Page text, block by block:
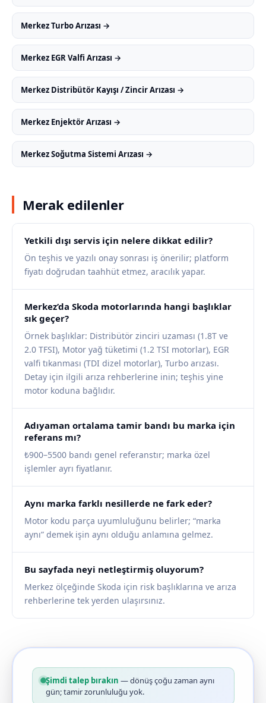
Merkez Turbo Arızası →
Merkez EGR Valfi Arızası →
Merkez Distribütör Kayışı / Zincir Arızası →
Merkez Enjektör Arızası →
Merkez Soğutma Sistemi Arızası →
Merak edilenler
Yetkili dışı servis için nelere dikkat edilir?
Ön teşhis ve yazılı onay sonrası iş önerilir; platform
fiyatı doğrudan taahhüt etmez, aracılık yapar.
Merkez’da Skoda motorlarında hangi başlıklar
sık geçer?
Örnek başlıklar: Distribütör zinciri uzaması (1.8T ve
2.0 TFSI), Motor yağ tüketimi (1.2 TSI motorlar), EGR
valfi tıkanması (TDI dizel motorlar), Turbo arızası.
Detay için ilgili arıza rehberlerine inin; teşhis yine
motor koduna bağlıdır.
Adıyaman ortalama tamir bandı bu marka için
referans mı?
₺900–5500 bandı genel referanstır; marka özel
işlemler ayrı fiyatlanır.
Aynı marka farklı nesillerde ne fark eder?
Motor kodu parça uyumluluğunu belirler; “marka
aynı” demek işin aynı olduğu anlamına gelmez.
Bu sayfada neyi netleştirmiş oluyorum?
Merkez ölçeğinde Skoda için risk başlıklarına ve arıza
rehberlerine tek yerden ulaşırsınız.
Şimdi talep bırakın — dönüş çoğu zaman aynı
gün; tamir zorunluluğu yok.